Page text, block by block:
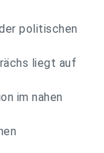
politischen
liegt auf
im nahen